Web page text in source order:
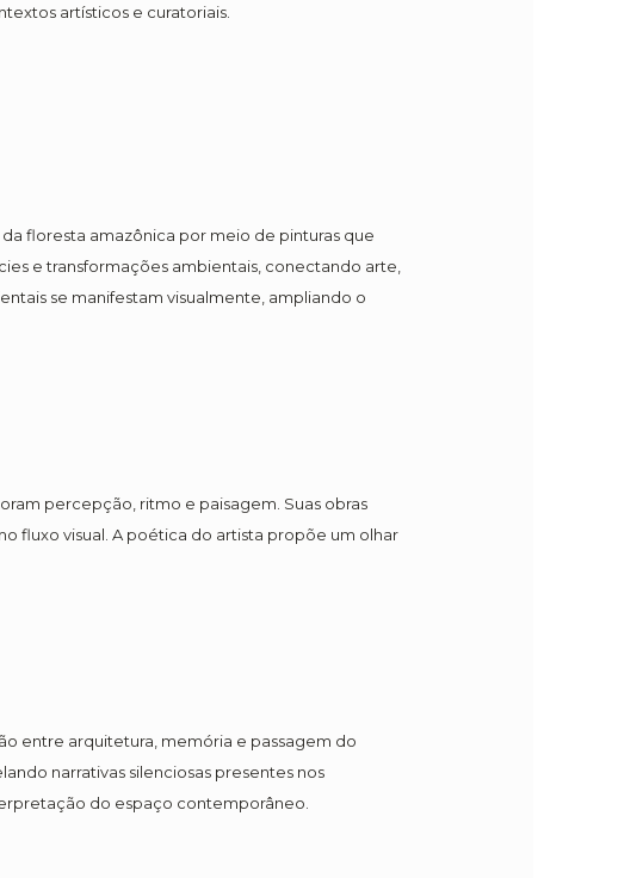
artísticos e curatoriais.
floresta amazônica por meio de pinturas que
e transformações ambientais, conectando arte,
se manifestam visualmente, ampliando o
percepção, ritmo e paisagem. Suas obras
fluxo visual. A poética do artista propõe um olhar
entre arquitetura, memória e passagem do
narrativas silenciosas presentes nos
do espaço contemporâneo.